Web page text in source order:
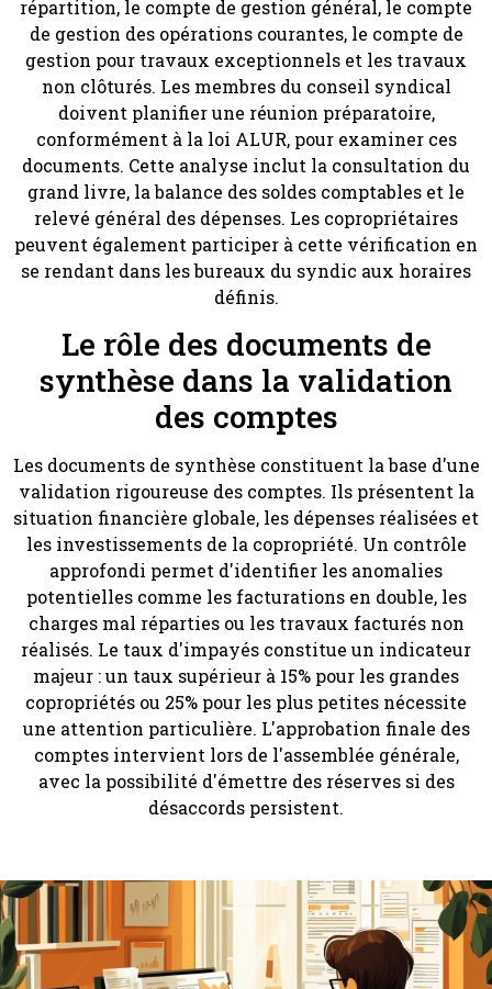
répartition, le compte de gestion général, le compte
de gestion des opérations courantes, le compte de
gestion pour travaux exceptionnels et les travaux
non clôturés. Les membres du conseil syndical
doivent planifier une réunion préparatoire,
conformément à la loi ALUR, pour examiner ces
documents. Cette analyse inclut la consultation du
grand livre, la balance des soldes comptables et le
relevé général des dépenses. Les copropriétaires
peuvent également participer à cette vérification en
se rendant dans les bureaux du syndic aux horaires
définis.
Le rôle des documents de
synthèse dans la validation
des comptes
Les documents de synthèse constituent la base d'une
validation rigoureuse des comptes. Ils présentent la
situation financière globale, les dépenses réalisées et
les investissements de la copropriété. Un contrôle
approfondi permet d'identifier les anomalies
potentielles comme les facturations en double, les
charges mal réparties ou les travaux facturés non
réalisés. Le taux d'impayés constitue un indicateur
majeur : un taux supérieur à 15% pour les grandes
copropriétés ou 25% pour les plus petites nécessite
une attention particulière. L'approbation finale des
comptes intervient lors de l'assemblée générale,
avec la possibilité d'émettre des réserves si des
désaccords persistent.